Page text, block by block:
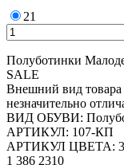
21
Полуботинки
SALE
Внешний вид
незначительно
ВИД ОБУВИ:
АРТИКУЛ: 107-КП
АРТИКУЛ ЦВЕТА:
1 386 2310